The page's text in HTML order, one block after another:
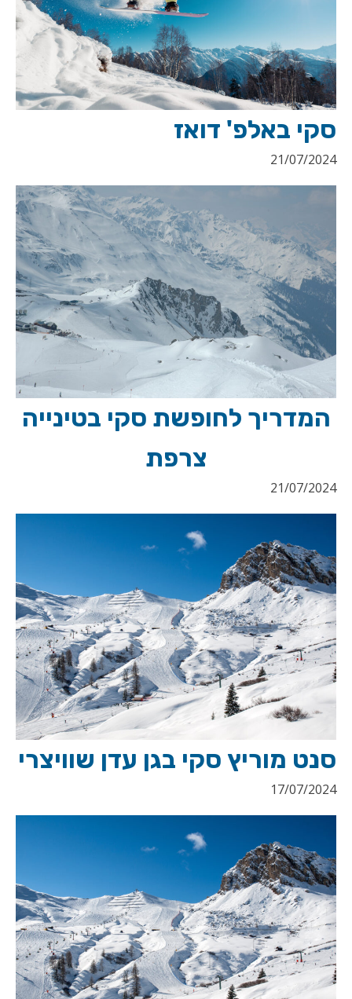
סקי באלפ' דואז
21/07/2024
המדריך לחופשת סקי בטינייה
צרפת
21/07/2024
סנט מוריץ סקי בגן עדן שוויצרי
17/07/2024